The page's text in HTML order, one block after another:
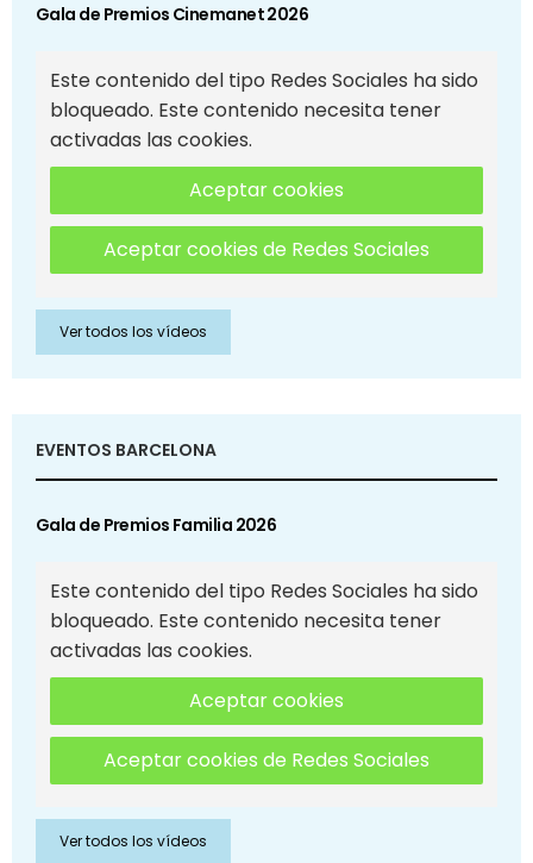
Gala de Premios Cinemanet 2026
Este contenido del tipo Redes Sociales ha sido
bloqueado. Este contenido necesita tener
activadas las cookies.
Aceptar cookies
Aceptar cookies de Redes Sociales
Ver todos los vídeos
EVENTOS BARCELONA
Gala de Premios Familia 2026
Este contenido del tipo Redes Sociales ha sido
bloqueado. Este contenido necesita tener
activadas las cookies.
Aceptar cookies
Aceptar cookies de Redes Sociales
Ver todos los vídeos